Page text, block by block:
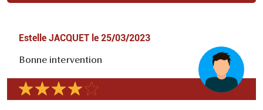
Estelle JACQUET le 25/03/2023
Bonne intervention